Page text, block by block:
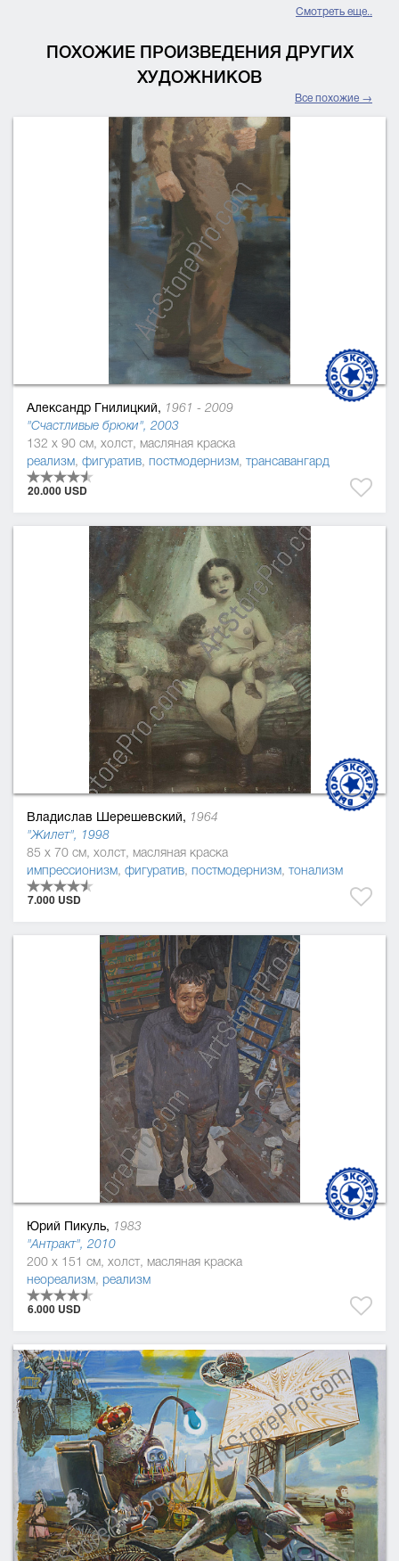
Смотреть еще..
ПОХОЖИЕ ПРОИЗВЕДЕНИЯ ДРУГИХ
ХУДОЖНИКОВ
Все похожие →
Александр Гнилицкий, 1961 - 2009
"Счастливые брюки", 2003
132 x 90 см, холст, масляная краска
реализм, фигуратив, постмодернизм, трансавангард
20.000 USD
Владислав Шерешевский, 1964
"Жилет", 1998
85 x 70 см, холст, масляная краска
импрессионизм, фигуратив, постмодернизм, тонализм
7.000 USD
Юрий Пикуль, 1983
"Антракт", 2010
200 x 151 см, холст, масляная краска
неореализм, реализм
6.000 USD